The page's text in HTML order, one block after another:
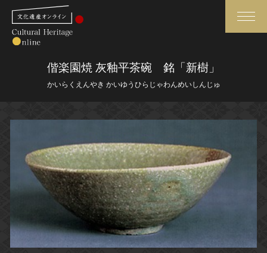
さらに詳細検索
世界遺産と無形文化遺産
媒体資料・関連記事等
博物館、美術館の皆さまへ
文化庁よりご挨拶
今月のみどころ
偕楽園焼 灰釉平茶碗 銘「新樹」
かいらくえんやき かいゆうひらじゃわんめいしんじゅ